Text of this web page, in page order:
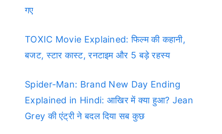
गए
TOXIC Movie Explained: फिल्म की कहानी,
बजट, स्टार कास्ट, रनटाइम और 5 बड़े रहस्य
Spider-Man: Brand New Day Ending
Explained in Hindi: आखिर में क्या हुआ? Jean
Grey की एंट्री ने बदल दिया सब कुछ